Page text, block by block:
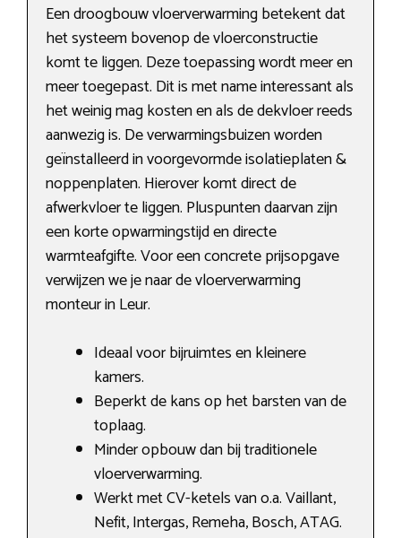
Een droogbouw vloerverwarming betekent dat
het systeem bovenop de vloerconstructie
komt te liggen. Deze toepassing wordt meer en
meer toegepast. Dit is met name interessant als
het weinig mag kosten en als de dekvloer reeds
aanwezig is. De verwarmingsbuizen worden
geïnstalleerd in voorgevormde isolatieplaten &
noppenplaten. Hierover komt direct de
afwerkvloer te liggen. Pluspunten daarvan zijn
een korte opwarmingstijd en directe
warmteafgifte. Voor een concrete prijsopgave
verwijzen we je naar de vloerverwarming
monteur in Leur.
Ideaal voor bijruimtes en kleinere
kamers.
Beperkt de kans op het barsten van de
toplaag.
Minder opbouw dan bij traditionele
vloerverwarming.
Werkt met CV-ketels van o.a. Vaillant,
Nefit, Intergas, Remeha, Bosch, ATAG.